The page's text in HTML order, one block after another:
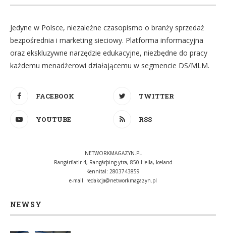
Jedyne w Polsce, niezależne czasopismo o branży sprzedaż
bezpośrednia i marketing sieciowy. Platforma informacyjna
oraz ekskluzywne narzędzie edukacyjne, niezbędne do pracy
każdemu menadżerowi działającemu w segmencie DS/MLM.
FACEBOOK TWITTER
YOUTUBE RSS
NETWORKMAGAZYN.PL
Rangárflatir 4, Rangárþing ytra, 850 Hella, Iceland
Kennital: 2803743859
e-mail: redakcja@networkmagazyn.pl
NEWSY